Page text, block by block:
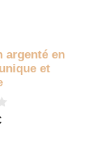
argenté en
et